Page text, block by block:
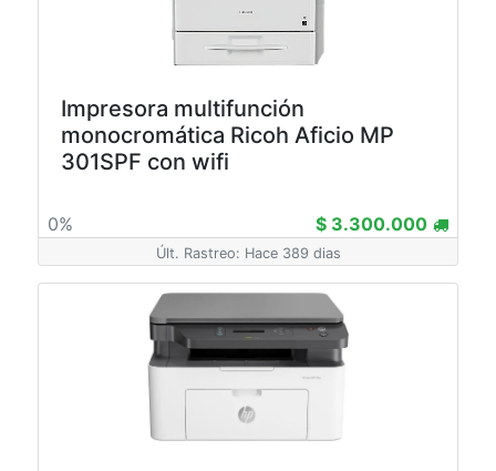
Impresora multifunción
monocromática Ricoh Aficio MP
301SPF con wifi
0% $ 3.300.000
Últ. Rastreo: Hace 389 dias